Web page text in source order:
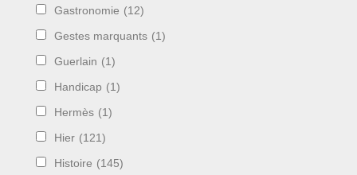
Gastronomie (12)
Gestes marquants (1)
Guerlain (1)
Handicap (1)
Hermès (1)
Hier (121)
Histoire (145)